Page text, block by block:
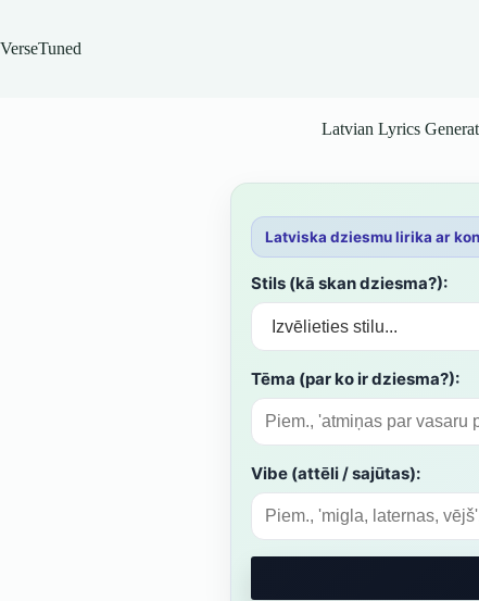
content
VerseTuned
Latvian Lyrics
Latviska dziesmu lirika ar
Stils (kā skan dziesma?):
Tēma (par ko ir dziesma?):
Vibe (attēli / sajūtas):